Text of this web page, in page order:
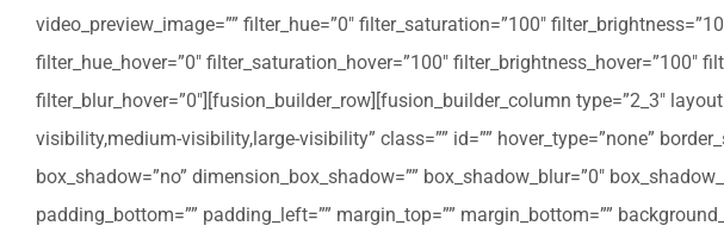
video_preview_image=”” filter_hue=”0″ filter_saturation=”100″
filter_hue_hover=”0″ filter_saturation_hover=”100″ filter_brightness_hover=”100″
filter_blur_hover=”0″][fusion_builder_row][fusion_builder_column type=”2_3″
visibility,medium-visibility,large-visibility” class=”” id=”” hover_type=”none”
box_shadow=”no” dimension_box_shadow=”” box_shadow_blur=”0″
padding_bottom=”” padding_left=”” margin_top=”” margin_bottom=””